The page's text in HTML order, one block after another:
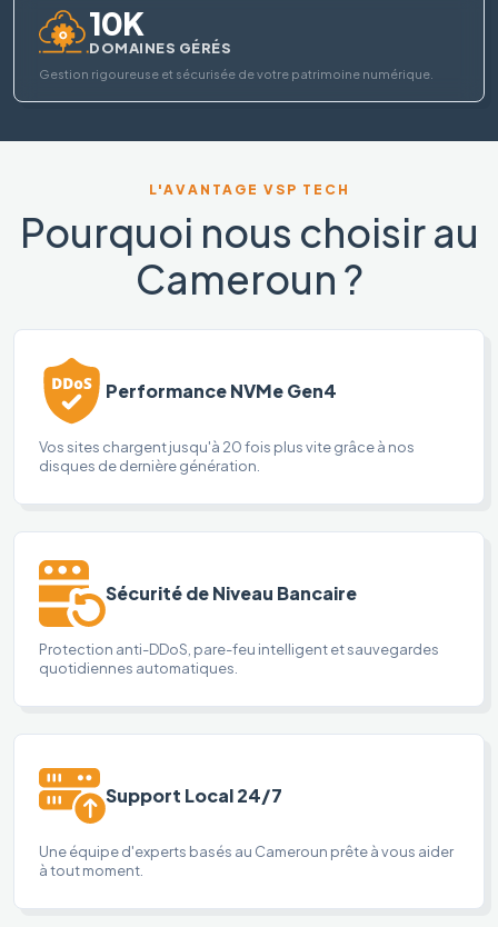
10K
DOMAINES GÉRÉS
Gestion rigoureuse et sécurisée de votre patrimoine numérique.
L'AVANTAGE VSP TECH
Pourquoi nous choisir au
Cameroun ?
Performance NVMe Gen4
Vos sites chargent jusqu'à 20 fois plus vite grâce à nos
disques de dernière génération.
Sécurité de Niveau Bancaire
Protection anti-DDoS, pare-feu intelligent et sauvegardes
quotidiennes automatiques.
Support Local 24/7
Une équipe d'experts basés au Cameroun prête à vous aider
à tout moment.